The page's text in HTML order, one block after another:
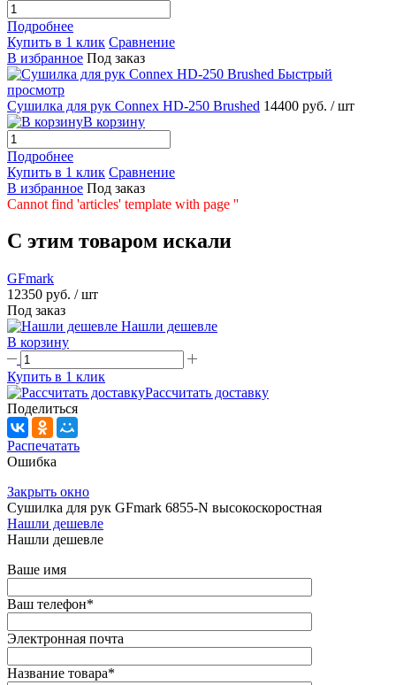
Подробнее
Купить в 1 клик Сравнение
В избранное Под заказ
Быстрый
просмотр
Сушилка для рук Connex HD-250 Brushed 14400 руб. / шт
В корзину
Подробнее
Купить в 1 клик Сравнение
В избранное Под заказ
Cannot find 'articles' template with page ''
C этим товаром искали
GFmark
12350 руб. / шт
Под заказ
Нашли дешевле
В корзину
Купить в 1 клик
Рассчитать доставку
Поделиться
Распечатать
Ошибка
Закрыть окно
Сушилка для рук GFmark 6855-N высокоскоростная
Нашли дешевле
Нашли дешевле
Ваше имя
Ваш телефон*
Электронная почта
Название товара*